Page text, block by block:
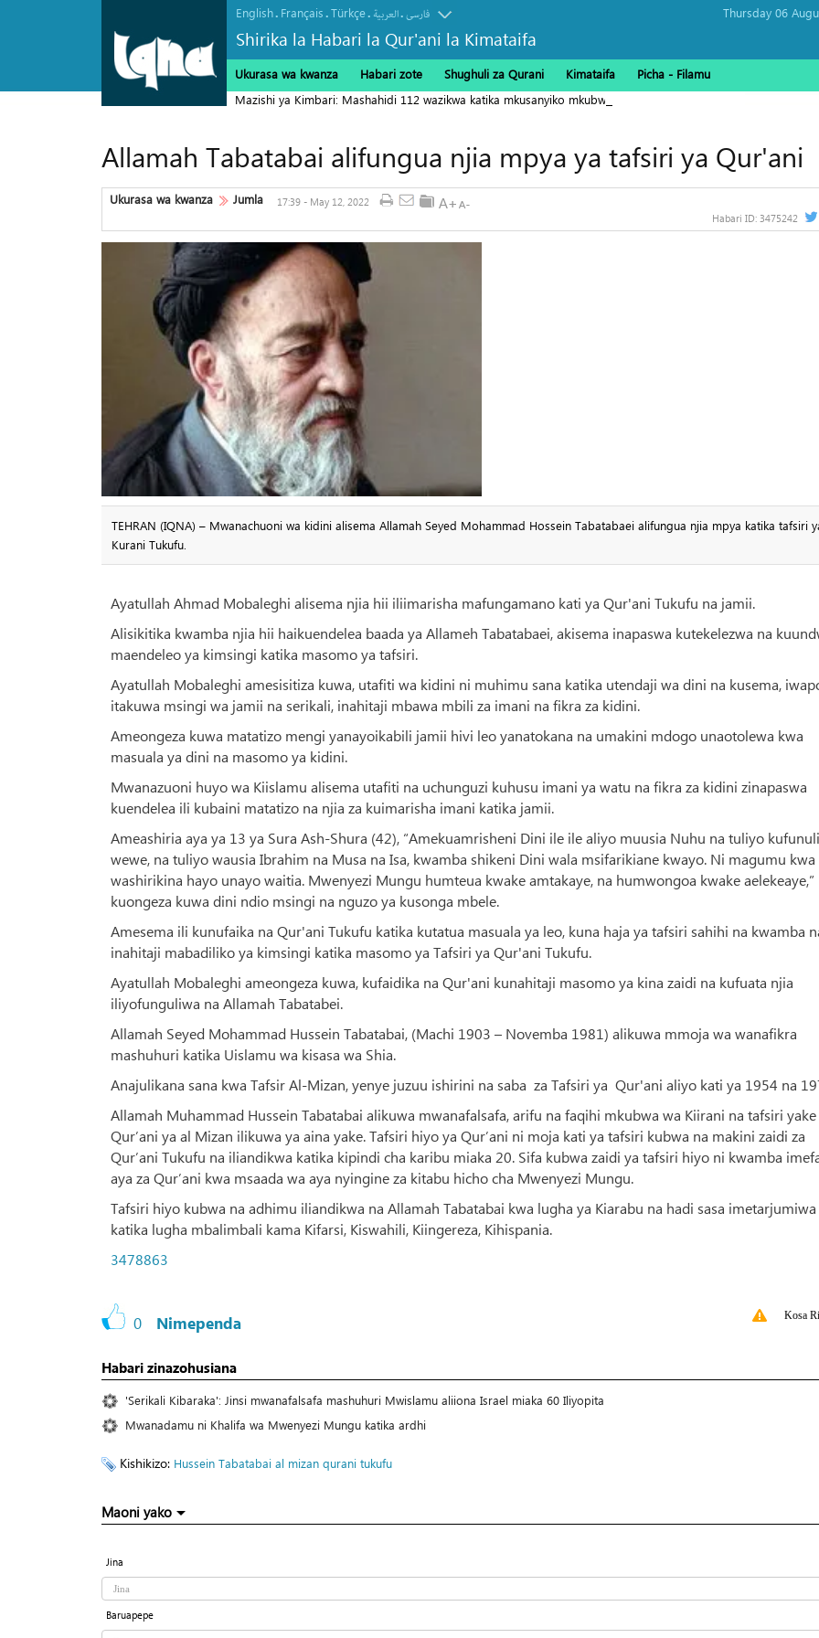
English. Français.Türkçe. العربیة.فارسی
Shirika la Habari la Qur'ani la Kimataifa
Ukurasa wa kwanza Habari zote Shughuli za Qurani Kimataifa
Picha‎ - Filamu‎
Mazishi ya Kimbari: Mashahidi 112 wazikwa katika mkusanyiko mkubwa Gaza
Allamah Tabatabai alifungua njia mpya ya tafsiri ya Qur'ani
Ukurasa wa kwanza Jumla
17:39 - May 12, 2022
Habari ID: 3475242
TEHRAN (IQNA) – Mwanachuoni wa kidini alisema Allamah Seyed Mohammad Hossein Tabatabaei alifungua njia mpya katika tafsiri
Kurani Tukufu.
Ayatullah Ahmad Mobaleghi alisema njia hii iliimarisha mafungamano kati ya Qur'ani Tukufu na jamii.
Alisikitika kwamba njia hii haikuendelea baada ya Allameh Tabatabaei, akisema inapaswa kutekelezwa na
maendeleo ya kimsingi katika masomo ya tafsiri.
Ayatullah Mobaleghi amesisitiza kuwa, utafiti wa kidini ni muhimu sana katika utendaji wa dini na kusema,
itakuwa msingi wa jamii na serikali, inahitaji mbawa mbili za imani na fikra za kidini.
Ameongeza kuwa matatizo mengi yanayoikabili jamii hivi leo yanatokana na umakini mdogo unaotolewa kwa
masuala ya dini na masomo ya kidini.
Mwanazuoni huyo wa Kiislamu alisema utafiti na uchunguzi kuhusu imani ya watu na fikra za kidini zinapaswa
kuendelea ili kubaini matatizo na njia za kuimarisha imani katika jamii.
Ameashiria aya ya 13 ya Sura Ash-Shura (42), “Amekuamrisheni Dini ile ile aliyo muusia Nuhu na tuliyo
wewe, na tuliyo wausia Ibrahim na Musa na Isa, kwamba shikeni Dini wala msifarikiane kwayo. Ni magumu kwa
washirikina hayo unayo waitia. Mwenyezi Mungu humteua kwake amtakaye, na humwongoa kwake aelekeaye,”
kuongeza kuwa dini ndio msingi na nguzo ya kusonga mbele.
Amesema ili kunufaika na Qur'ani Tukufu katika kutatua masuala ya leo, kuna haja ya tafsiri sahihi na kwamba
inahitaji mabadiliko ya kimsingi katika masomo ya Tafsiri ya Qur'ani Tukufu.
Ayatullah Mobaleghi ameongeza kuwa, kufaidika na Qur'ani kunahitaji masomo ya kina zaidi na kufuata njia
iliyofunguliwa na Allamah Tabatabei.
Allamah Seyed Mohammad Hussein Tabatabai, (Machi 1903 – Novemba 1981) alikuwa mmoja wa wanafikra
mashuhuri katika Uislamu wa kisasa wa Shia.
Anajulikana sana kwa Tafsir Al-Mizan, yenye juzuu ishirini na saba za Tafsiri ya Qur'ani aliyo kati ya 1954 na
Allamah Muhammad Hussein Tabatabai alikuwa mwanafalsafa, arifu na faqihi mkubwa wa Kiirani na tafsiri yake
Qur’ani ya al Mizan ilikuwa ya aina yake. Tafsiri hiyo ya Qur’ani ni moja kati ya tafsiri kubwa na makini zaidi za
Qur’ani Tukufu na iliandikwa katika kipindi cha karibu miaka 20. Sifa kubwa zaidi ya tafsiri hiyo ni kwamba
aya za Qur’ani kwa msaada wa aya nyingine za kitabu hicho cha Mwenyezi Mungu.
Tafsiri hiyo kubwa na adhimu iliandikwa na Allamah Tabatabai kwa lugha ya Kiarabu na hadi sasa imetarjumiwa
katika lugha mbalimbali kama Kifarsi, Kiswahili, Kiingereza, Kihispania.
3478863
0 Nimependa Kosa
Habari zinazohusiana
'Serikali Kibaraka': Jinsi mwanafalsafa mashuhuri Mwislamu aliiona Israel miaka 60 Iliyopita
Mwanadamu ni Khalifa wa Mwenyezi Mungu katika ardhi
Kishikizo: Hussein Tabatabai al mizan qurani tukufu
Maoni yako
Jina
Baruapepe